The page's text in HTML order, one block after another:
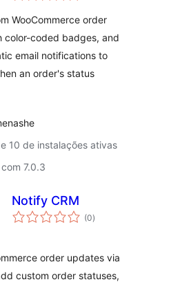
WooCommerce order
color-coded badges, and
email notifications to
an order's status
10 de instalações ativas
7.0.3
Notify CRM
(0total
de
)
order updates via
custom order statuses,